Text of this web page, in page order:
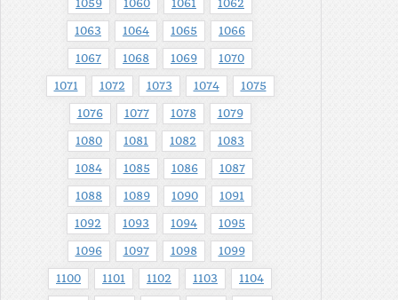
1059 1060 1061 1062
1063 1064 1065 1066
1067 1068 1069 1070
1071 1072 1073 1074 1075
1076 1077 1078 1079
1080 1081 1082 1083
1084 1085 1086 1087
1088 1089 1090 1091
1092 1093 1094 1095
1096 1097 1098 1099
1100 1101 1102 1103 1104